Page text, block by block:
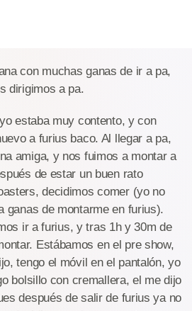
con muchas ganas de ir a pa,
dirigimos a pa.
estaba muy contento, y con
a furius baco. Al llegar a pa,
amiga, y nos fuimos a montar a
de estar un buen rato
decidimos comer (yo no
ganas de montarme en furius).
ir a furius, y tras 1h y 30m de
Estábamos en el pre show,
tengo el móvil en el pantalón, yo
bolsillo con cremallera, el me dijo
después de salir de furius ya no